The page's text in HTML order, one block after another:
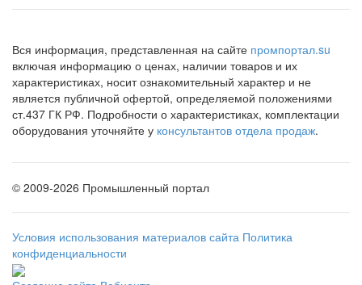
Вся информация, представленная на сайте промпортал.su
включая информацию о ценах, наличии товаров и их
характеристиках, носит ознакомительный характер и не
является публичной офертой, определяемой положениями
ст.437 ГК РФ. Подробности о характеристиках, комплектации
оборудования уточняйте у консультантов отдела продаж.
© 2009-2026 Промышленный портал
Условия использования материалов сайта Политика
конфиденциальности